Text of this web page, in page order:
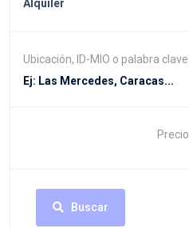
Alquiler
Ubicación, ID-MIO o palabra clave
Precio
Buscar